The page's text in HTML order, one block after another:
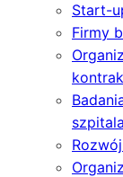
Start-
Firmy